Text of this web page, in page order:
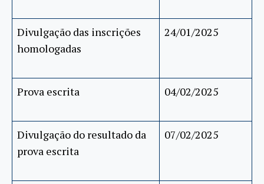
Divulgação das inscrições
homologadas
24/01/2025
Prova escrita 04/02/2025
Divulgação do resultado da
prova escrita
07/02/2025